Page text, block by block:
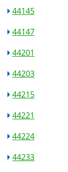
44145
44147
44201
44203
44215
44221
44224
44233